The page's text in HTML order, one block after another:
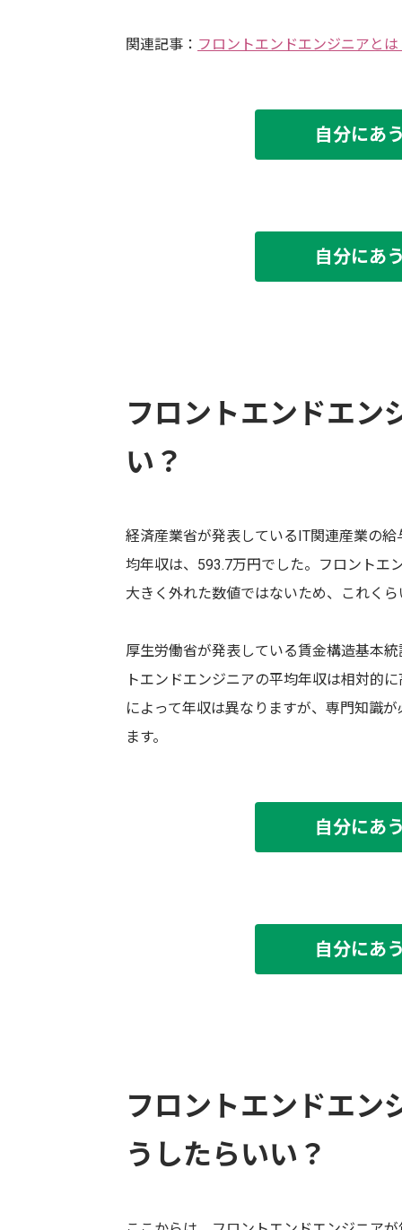
関連記事： フロントエンドエンジニアと
自分にあ
自分にあ
フロントエンドエン
い？
経済産業省が発表しているIT関連産業の
均年収は、593.7万円でした。フロントエ
大きく外れた数値ではないため、これく
厚生労働省が発表している賃金構造基本
トエンドエンジニアの平均年収は相対的
によって年収は異なりますが、専門知識
ます。
自分にあ
自分にあ
フロントエンドエン
うしたらいい？